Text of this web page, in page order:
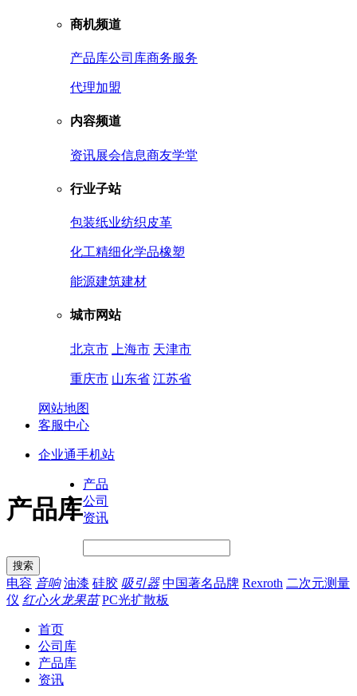
商机频道
产品库公司库商务服务
代理加盟
内容频道
资讯展会信息商友学堂
行业子站
包装纸业纺织皮革
化工精细化学品橡塑
能源建筑建材
城市网站
北京市 上海市 天津市
重庆市 山东省 江苏省
网站地图
客服中心
企业通手机站
产品库
产品
公司
资讯
电容 音响 油漆 硅胶 吸引器 中国著名品牌 Rexroth 二次元测量
仪 红心火龙果苗 PC光扩散板
首页
公司库
产品库
资讯